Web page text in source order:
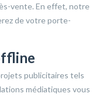
vente. En effet, notre
de votre porte-
publicitaires tels
médiatiques vous